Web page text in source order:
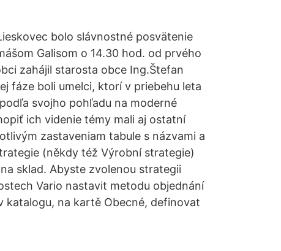
bolo slávnostné posvätenie
Galisom o 14.30 hod. od prvého
zahájil starosta obce Ing.Štefan
fáze boli umelci, ktorí v priebehu leta
svojho pohľadu na moderné
ich videnie témy mali aj ostatní
zastaveniam tabule s názvami a
(někdy též Výrobní strategie)
sklad. Abyste zvolenou strategii
Vario nastavit metodu objednání
katalogu, na kartě Obecné, definovat